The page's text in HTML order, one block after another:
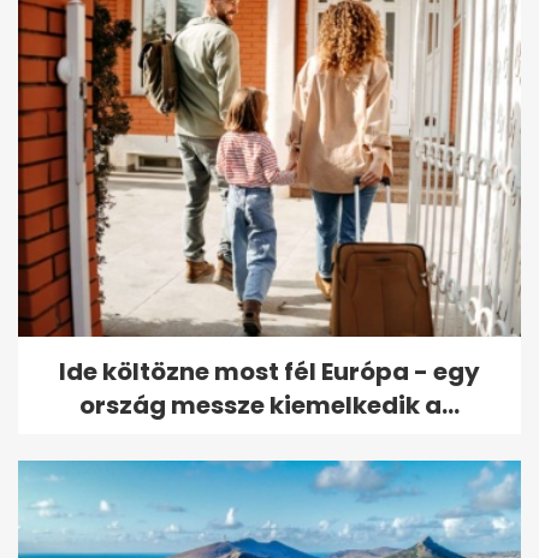
Ide költözne most fél Európa - egy
ország messze kiemelkedik a...